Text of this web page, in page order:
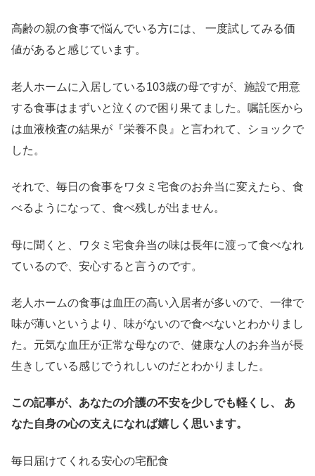
高齢の親の食事で悩んでいる方には、 一度試してみる価
値があると感じています。
老人ホームに入居している103歳の母ですが、施設で用意
する食事はまずいと泣くので困り果てました。嘱託医から
は血液検査の結果が『栄養不良』と言われて、ショックで
した。
それで、毎日の食事をワタミ宅食のお弁当に変えたら、食
べるようになって、食べ残しが出ません。
母に聞くと、ワタミ宅食弁当の味は長年に渡って食べなれ
ているので、安心すると言うのです。
老人ホームの食事は血圧の高い入居者が多いので、一律で
味が薄いというより、味がないので食べないとわかりまし
た。元気な血圧が正常な母なので、健康な人のお弁当が長
生きしている感じでうれしいのだとわかりました。
この記事が、あなたの介護の不安を少しでも軽くし、
あ
なた自身の心の支えになれば嬉しく思います。
毎日届けてくれる安心の宅配食